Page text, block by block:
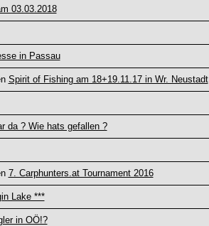
03.03.2018
in Passau
Spirit of Fishing am 18+19.11.17 in Wr. Neustadt
da ? Wie hats gefallen ?
7. Carphunters.at Tournament 2016
Lake ***
in OÖ!?